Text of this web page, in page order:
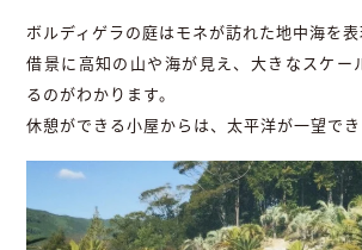
ボルディゲラの庭はモネが訪れた地中海を表
借景に高知の山や海が見え、大きなスケー
るのがわかります。
休憩ができる小屋からは、太平洋が一望でき